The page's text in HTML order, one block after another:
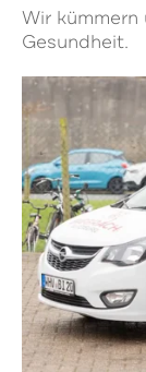
Wir
Gesundheit.